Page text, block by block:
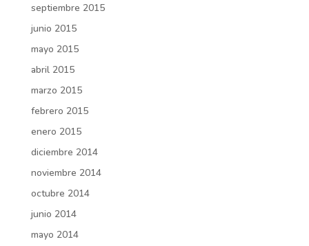
septiembre 2015
junio 2015
mayo 2015
abril 2015
marzo 2015
febrero 2015
enero 2015
diciembre 2014
noviembre 2014
octubre 2014
junio 2014
mayo 2014